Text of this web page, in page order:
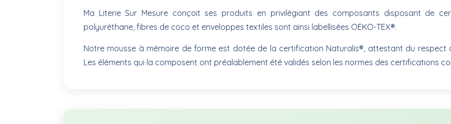
Ma Literie Sur Mesure conçoit ses produits en privilégiant des composants disposant de
polyuréthane, fibres de coco et enveloppes textiles sont ainsi labellisées OEKO-TEX®.
Notre mousse à mémoire de forme est dotée de la certification Naturalis®, attestant du respect
Les éléments qui la composent ont préalablement été validés selon les normes des certifications